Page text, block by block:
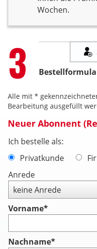
Wochen.
Step
3
Alle mit *
Bearbeitung ausgefüllt
Neuer Abonnent
Ich bestelle als:
Privatkunde
Anrede
Vorname*
Nachname*